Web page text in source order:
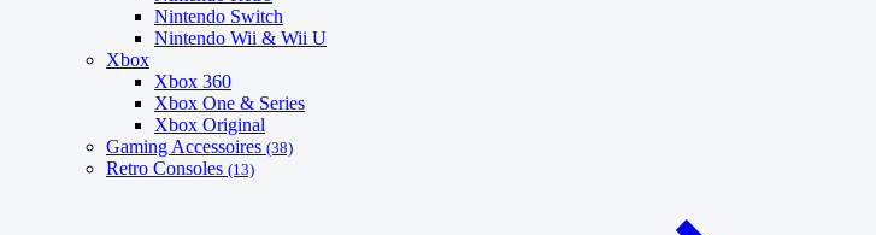
Nintendo Switch
Nintendo Wii & Wii U
Xbox
Xbox 360
Xbox One & Series
Xbox Original
Gaming Accessoires (38)
Retro Consoles (13)